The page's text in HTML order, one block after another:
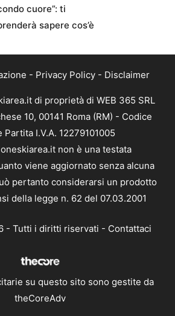
cuore”: ti
sapere cos’è
- Privacy Policy - Disclaimer
di proprietà di WEB 365 SRL
10, 00141 Roma (RM) - Codice
Partita I.V.A. 12279101005
non è una testata
viene aggiornato senza alcuna
pertanto considerarsi un prodotto
della legge n. 62 del 07.03.2001
- Tutti i diritti riservati - Contattaci
su questo sito sono gestite da
theCoreAdv